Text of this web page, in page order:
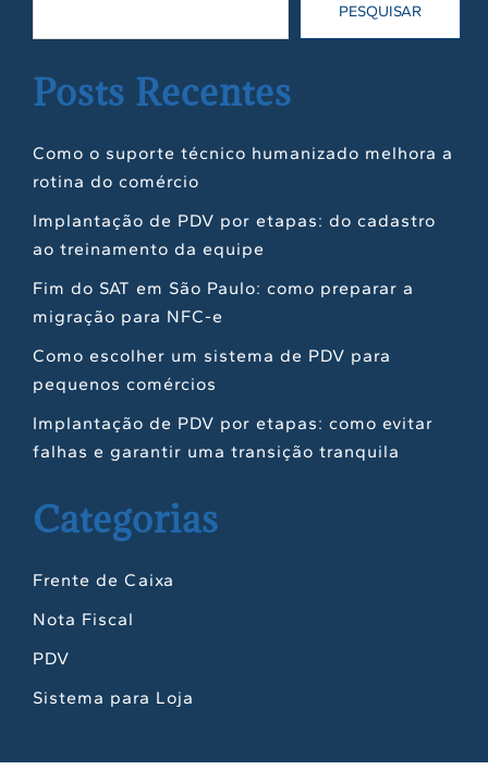
PESQUISAR
Posts Recentes
Como o suporte técnico humanizado melhora a
rotina do comércio
Implantação de PDV por etapas: do cadastro
ao treinamento da equipe
Fim do SAT em São Paulo: como preparar a
migração para NFC-e
Como escolher um sistema de PDV para
pequenos comércios
Implantação de PDV por etapas: como evitar
falhas e garantir uma transição tranquila
Categorias
Frente de Caixa
Nota Fiscal
PDV
Sistema para Loja